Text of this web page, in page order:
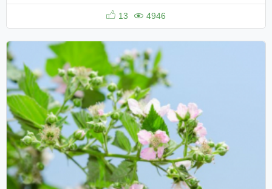
13 4946